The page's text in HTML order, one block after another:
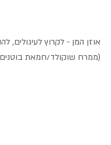
אוזן המן - לקרוץ לעיגולים,
(ממרח שוקולד/חמאת